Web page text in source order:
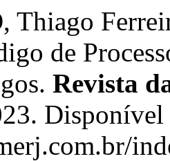
Thiago
de
Revista
Disponível